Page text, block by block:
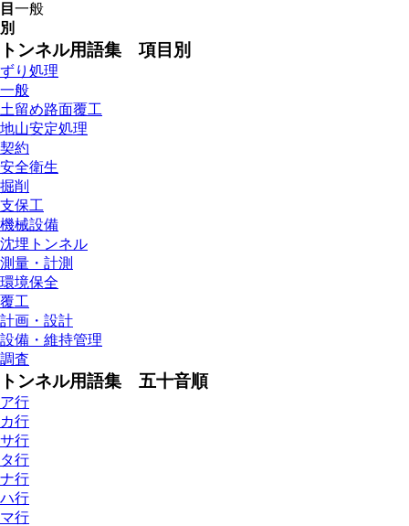
目
別
一般
トンネル用語集 項目別
ずり処理
一般
土留め路面覆工
地山安定処理
契約
安全衛生
掘削
支保工
機械設備
沈埋トンネル
測量・計測
環境保全
覆工
計画・設計
設備・維持管理
調査
トンネル用語集 五十音順
ア行
カ行
サ行
タ行
ナ行
ハ行
マ行